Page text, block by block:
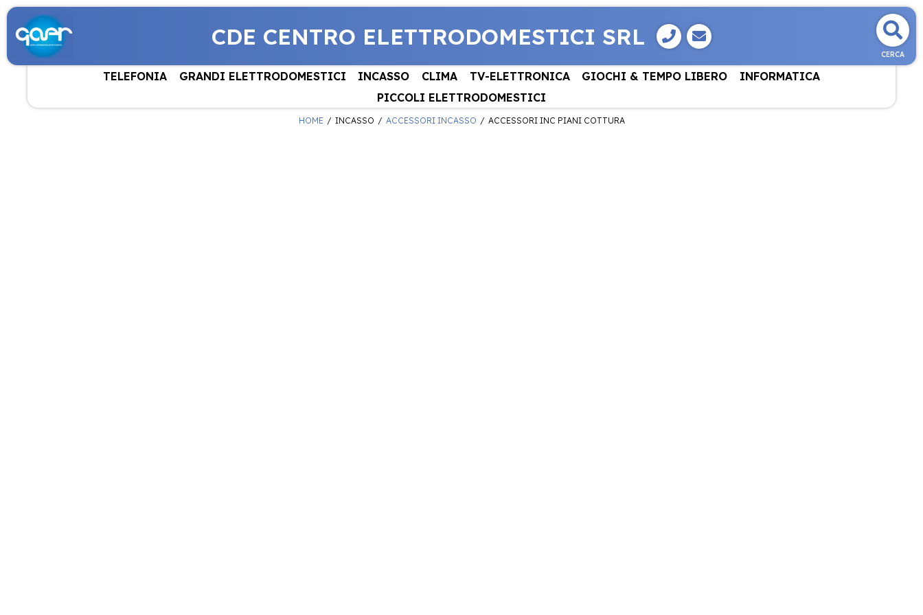
CDE CENTRO ELETTRODOMESTICI SRL
CERCA
TELEFONIA GRANDI ELETTRODOMESTICI INCASSO CLIMA TV-ELETTRONICA GIOCHI & TEMPO LIBERO
INFORMATICA
PICCOLI ELETTRODOMESTICI
HOME INCASSO ACCESSORI INCASSO ACCESSORI INC PIANI COTTURA